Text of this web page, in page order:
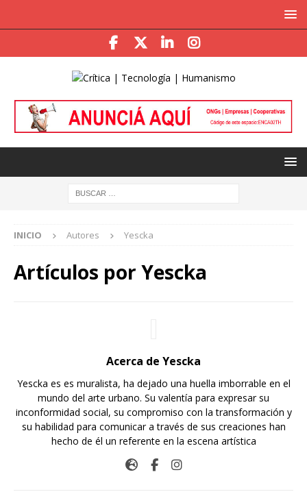
INICIO Autores Yescka
Artículos por Yescka
Acerca de Yescka
Yescka es es muralista, ha dejado una huella imborrable en el
mundo del arte urbano. Su valentía para expresar su
inconformidad social, su compromiso con la transformación y
su habilidad para comunicar a través de sus creaciones han
hecho de él un referente en la escena artística